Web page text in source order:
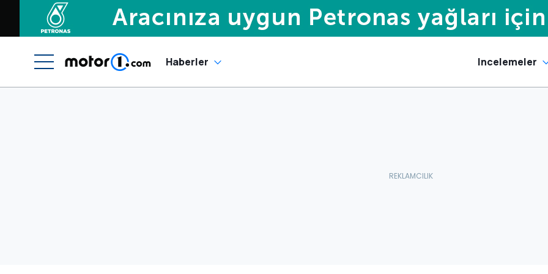
Haberler Incelemeler